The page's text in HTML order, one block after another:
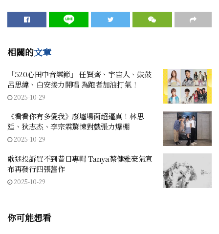
相關的文章
「520心田中音樂節」 任賢齊、宇宙人、鼓鼓
呂思緯、白安接力開唱 為跑者加油打氣！
2025-10-29
《看看你有多愛我》廢墟場面超逼真！林思
廷、狄志杰、李宗霖驚悚對戲張力爆棚
2025-10-29
歌迷投訴買不到昔日專輯 Tanya蔡健雅豪氣宣
布再發行四張舊作
2025-10-29
你可能想看